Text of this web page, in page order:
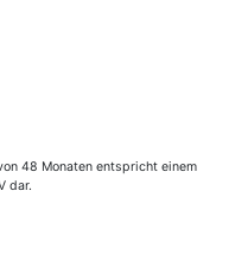
48 Monaten entspricht einem
dar.